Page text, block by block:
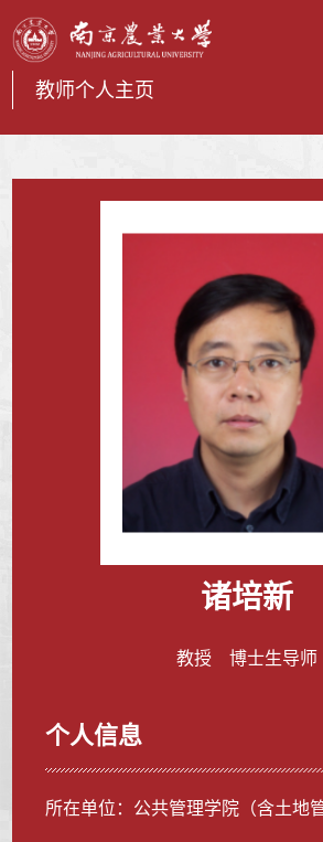
教师个人主页
诸培新
教授 博士生导师
个人信息
所在单位：公共管理学院（含土地